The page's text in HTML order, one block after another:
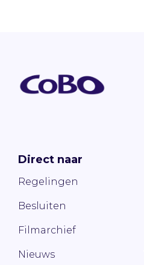
Direct naar
Regelingen
Besluiten
Filmarchief
Nieuws